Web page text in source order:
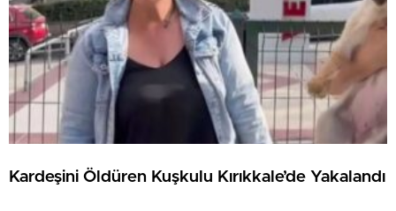
Kardeşini Öldüren Kuşkulu Kırıkkale’de Yakalandı